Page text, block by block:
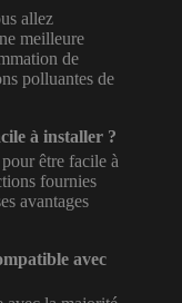
allez
meilleure
de
polluantes de
à installer ?
être facile à
fournies
avantages
avec